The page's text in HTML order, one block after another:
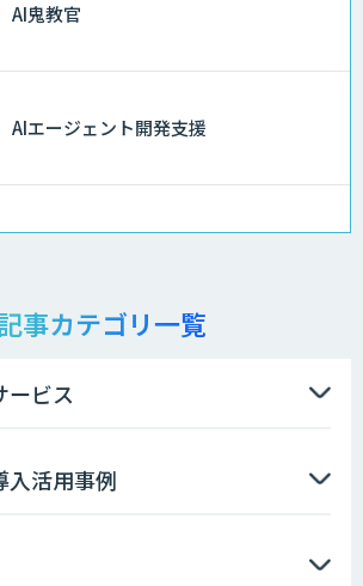
AI鬼教官
AIエージェント開発支援
AI-BPO
Docify（ドシファイ）
事カテゴリ一覧
ービス
入活用事例